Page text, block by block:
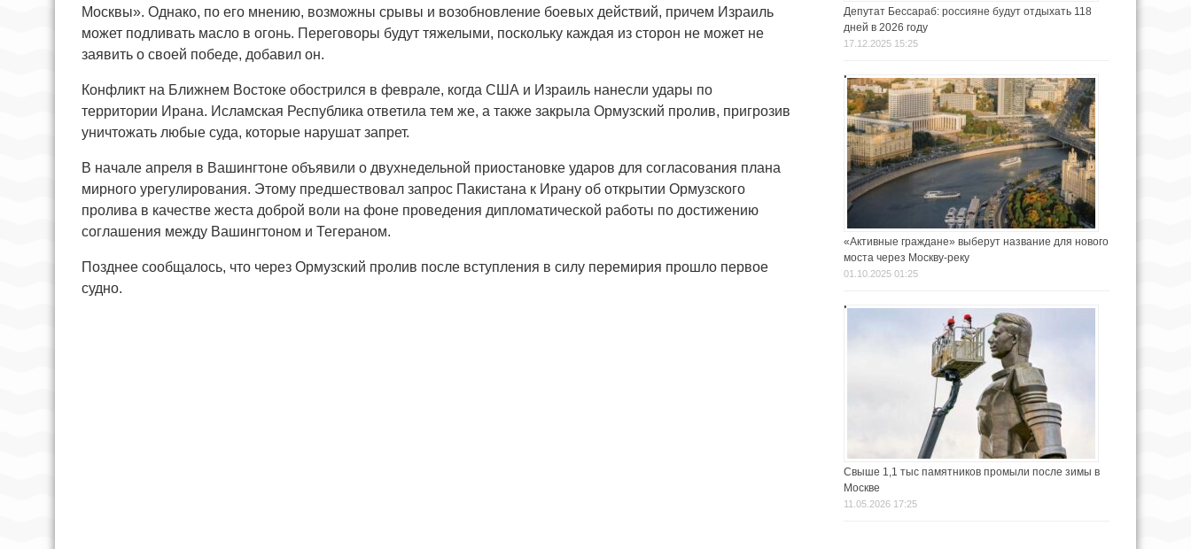
Москвы». Однако, по его мнению, возможны срывы и возобновление боевых действий, причем Израиль
может подливать масло в огонь. Переговоры будут тяжелыми, поскольку каждая из сторон не может не
заявить о своей победе, добавил он.
Конфликт на Ближнем Востоке обострился в феврале, когда США и Израиль нанесли удары по
территории Ирана. Исламская Республика ответила тем же, а также закрыла Ормузский пролив, пригрозив
уничтожать любые суда, которые нарушат запрет.
В начале апреля в Вашингтоне объявили о двухнедельной приостановке ударов для согласования плана
мирного урегулирования. Этому предшествовал запрос Пакистана к Ирану об открытии Ормузского
пролива в качестве жеста доброй воли на фоне проведения дипломатической работы по достижению
соглашения между Вашингтоном и Тегераном.
Позднее сообщалось, что через Ормузский пролив после вступления в силу перемирия прошло первое
судно.
Депутат Бессараб: россияне будут отдыхать 118
дней в 2026 году
17.12.2025 15:25
«Активные граждане» выберут название для нового
моста через Москву-реку
01.10.2025 01:25
Свыше 1,1 тыс памятников промыли после зимы в
Москве
11.05.2026 17:25